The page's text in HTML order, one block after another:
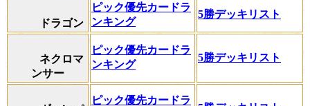
ドラゴン
ピック優先カードラ
ンキング
5勝デッキリスト
ネクロマ
ンサー
ピック優先カードラ
ンキング
5勝デッキリスト
ピック優先カードラ